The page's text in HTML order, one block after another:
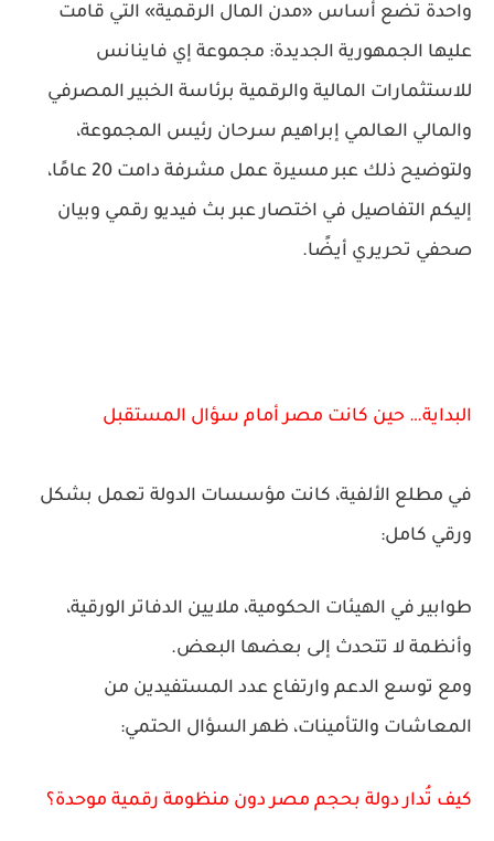
واحدة تضع أساس «مدن المال الرقمية» التي قامت
عليها الجمهورية الجديدة: مجموعة إي فاينانس
للاستثمارات المالية والرقمية برئاسة الخبير المصرفي
والمالي العالمي إبراهيم سرحان رئيس المجموعة،
ولتوضيح ذلك عبر مسيرة عمل مشرفة دامت 20 عامًا،
إليكم التفاصيل في اختصار عبر بث فيديو رقمي وبيان
صحفي تحريري أيضًا.
البداية… حين كانت مصر أمام سؤال المستقبل
في مطلع الألفية، كانت مؤسسات الدولة تعمل بشكل
ورقي كامل:
طوابير في الهيئات الحكومية، ملايين الدفاتر الورقية،
وأنظمة لا تتحدث إلى بعضها البعض.
ومع توسع الدعم وارتفاع عدد المستفيدين من
المعاشات والتأمينات، ظهر السؤال الحتمي:
كيف تُدار دولة بحجم مصر دون منظومة رقمية موحدة؟